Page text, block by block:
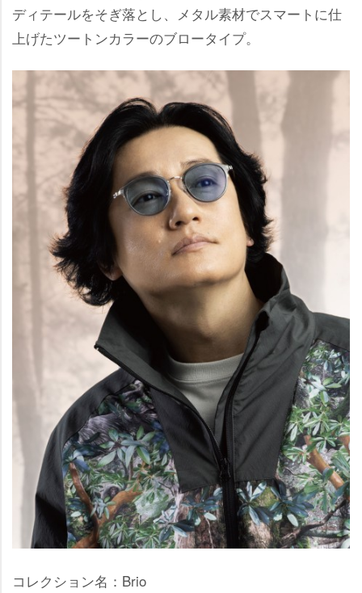
ディテールをそぎ落とし、メタル素材でスマートに仕
上げたツートンカラーのブロータイプ。
コレクション名：Brio